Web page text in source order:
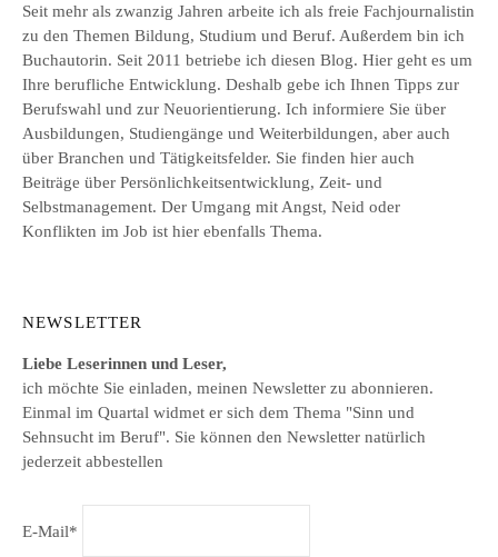
Seit mehr als zwanzig Jahren arbeite ich als freie Fachjournalistin
zu den Themen Bildung, Studium und Beruf. Außerdem bin ich
Buchautorin. Seit 2011 betriebe ich diesen Blog. Hier geht es um
Ihre berufliche Entwicklung. Deshalb gebe ich Ihnen Tipps zur
Berufswahl und zur Neuorientierung. Ich informiere Sie über
Ausbildungen, Studiengänge und Weiterbildungen, aber auch
über Branchen und Tätigkeitsfelder. Sie finden hier auch
Beiträge über Persönlichkeitsentwicklung, Zeit- und
Selbstmanagement. Der Umgang mit Angst, Neid oder
Konflikten im Job ist hier ebenfalls Thema.
NEWSLETTER
Liebe Leserinnen und Leser,
ich möchte Sie einladen, meinen Newsletter zu abonnieren.
Einmal im Quartal widmet er sich dem Thema "Sinn und
Sehnsucht im Beruf". Sie können den Newsletter natürlich
jederzeit abbestellen
E-Mail*